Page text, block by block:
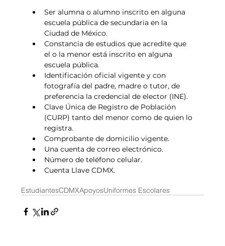
Ser alumna o alumno inscrito en alguna
escuela pública de secundaria en la
Ciudad de México.
Constancia de estudios que acredite que
el o la menor está inscrito en alguna
escuela pública.
Identificación oficial vigente y con
fotografía del padre, madre o tutor, de
preferencia la credencial de elector (INE).
Clave Única de Registro de Población
(CURP) tanto del menor como de quien lo
registra.
Comprobante de domicilio vigente.
Una cuenta de correo electrónico.
Número de teléfono celular.
Cuenta Llave CDMX.
EstudiantesCDMXApoyosUniformes Escolares